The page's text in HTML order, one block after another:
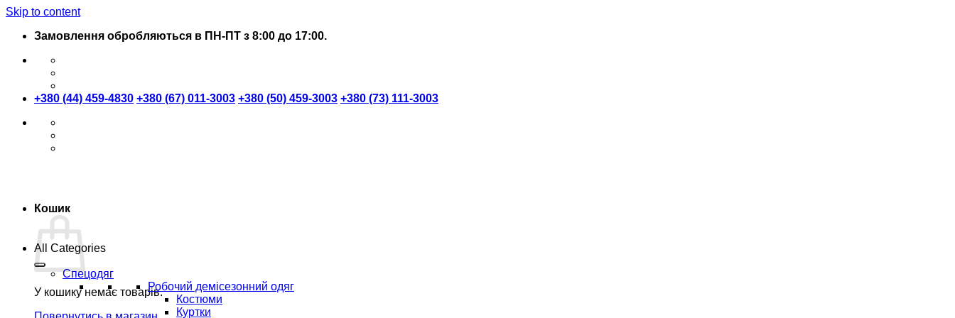
Skip to content
Замовлення обробляються в ПН-ПТ з 8:00 до 17:00.
+380 (44) 459-4830 +380 (67) 011-3003 +380 (50) 459-3003 +380 (73) 111-3003
Кошик
У кошику немає товарів.
All Categories
Спецодяг
Робочий демісезонний одяг
Костюми
Куртки